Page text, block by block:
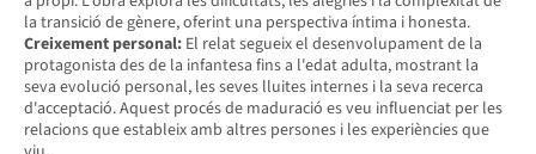
la transició de gènere, oferint una perspectiva íntima i honesta.
Creixement personal: El relat segueix el desenvolupament de la
protagonista des de la infantesa fins a l'edat adulta, mostrant la
seva evolució personal, les seves lluites internes i la seva recerca
d'acceptació. Aquest procés de maduració es veu influenciat per les
relacions que estableix amb altres persones i les experiències que